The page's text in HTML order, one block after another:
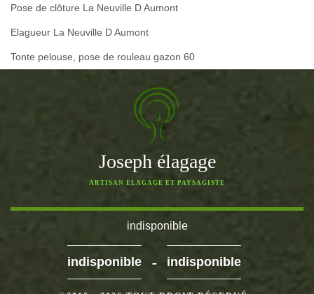
Pose de clôture La Neuville D Aumont
Elagueur La Neuville D Aumont
Tonte pelouse, pose de rouleau gazon 60
Joseph élagage
ARTISAN ELAGAGE ET PAYSAGISTE
indisponible
indisponible - indisponible>